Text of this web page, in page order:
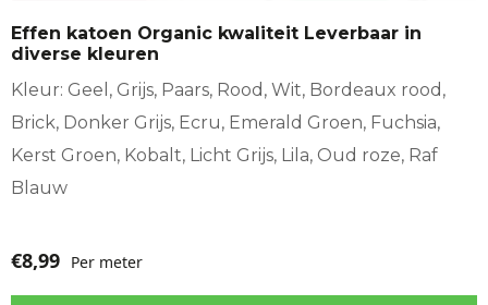
Effen katoen Organic kwaliteit Leverbaar in
diverse kleuren
Kleur: Geel, Grijs, Paars, Rood, Wit, Bordeaux rood,
Brick, Donker Grijs, Ecru, Emerald Groen, Fuchsia,
Kerst Groen, Kobalt, Licht Grijs, Lila, Oud roze, Raf
Blauw
€8,99 Per meter
kan
gekozen
worden
op
productpagina